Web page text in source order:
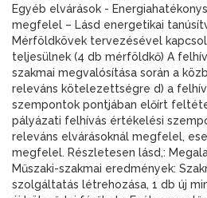
Egyéb elvárások -
megfelel – Lásd energetikai
Mérföldkövek tervezésével
teljesülnek (4 db mérföldkő) A
szakmai megvalósítása során a
releváns kötelezettségre d) a
szempontok pontjában előírt
pályázati felhívás értékelési
releváns elvárásoknál megfelel,
megfelel. Részletesen lásd,:
Műszaki-szakmai eredmények:
szolgáltatás létrehozása, 1 db új